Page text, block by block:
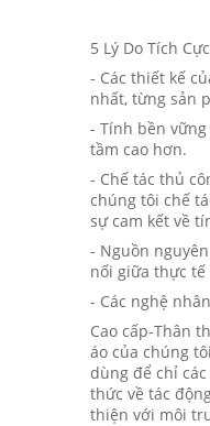
5 Lý Do Tích
- Các thiết kế
nhất, từng sản
- Tính bền
tầm cao hơn.
- Chế tác thủ
chúng tôi chế
sự cam kết về
- Nguồn
nối giữa thực
- Các nghệ
Cao cấp-Thân
áo của chúng
dùng để chỉ
thức về tác
thiện với môi